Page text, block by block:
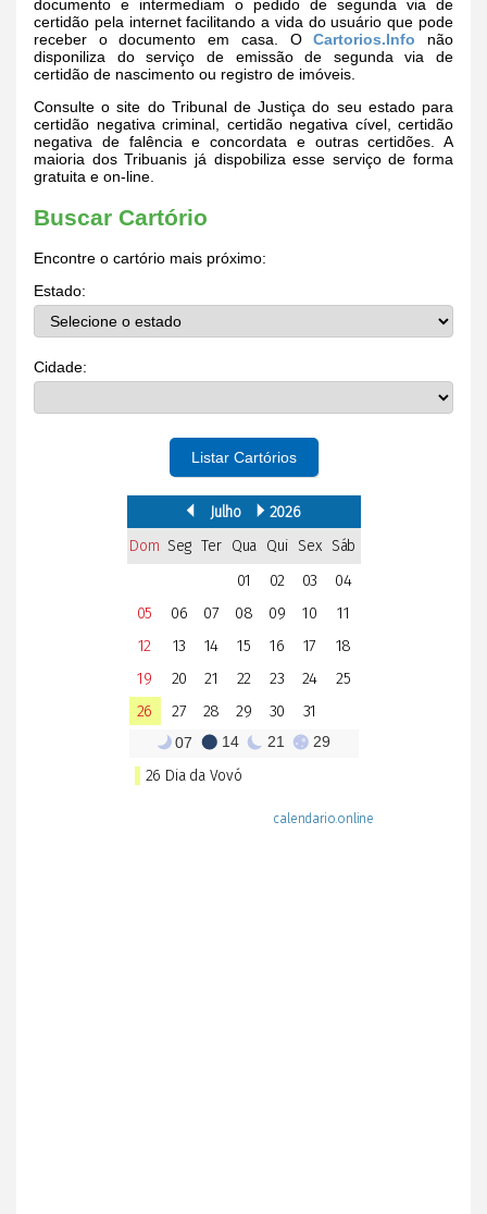
documento e intermediam o pedido de segunda via de
certidão pela internet facilitando a vida do usuário que pode
receber o documento em casa. OCartorios.Info não
disponiliza do serviço de emissão de segunda via de
certidão de nascimento ou registro de imóveis.
Consulte o site do Tribunal de Justiça do seu estado para
certidão negativa criminal, certidão negativa cível, certidão
negativa de falência e concordata e outras certidões. A
maioria dos Tribuanis já dispobiliza esse serviço de forma
gratuita e on-line.
Buscar Cartório
Encontre o cartório mais próximo:
Estado:
Cidade:
Listar Cartórios